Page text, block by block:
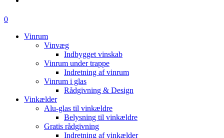
0
Vinrum
Vinvæg
Indbygget vinskab
Vinrum under trappe
Indretning af vinrum
Vinrum i glas
Rådgivning & Design
Vinkælder
Alu-glas til vinkældre
Belysning til vinkældre
Gratis rådgivning
Indretning af vinkælder